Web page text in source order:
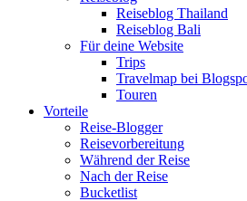
Reiseblog Thailand
Reiseblog Bali
Für deine Website
Trips
Travelmap bei
Touren
Vorteile
Reise-Blogger
Reisevorbereitung
Während der Reise
Nach der Reise
Bucketlist